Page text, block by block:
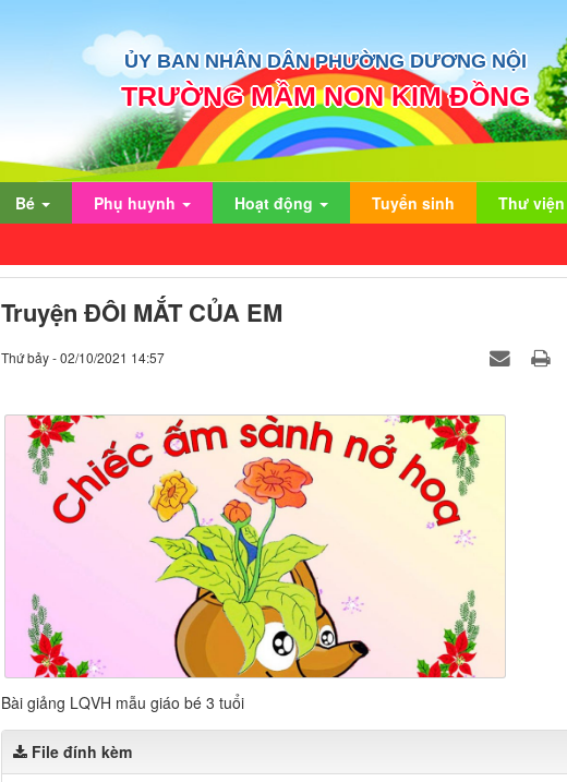
ỦY BAN NHÂN DÂN PHƯỜNG DƯƠNG NỘI
TRƯỜNG MẦM NON KIM ĐỒNG
Bé Phụ huynh Hoạt động Tuyển sinh Thư viện
Truyện ĐÔI MẮT CỦA EM
Thứ bảy - 02/10/2021 14:57
Bài giảng LQVH mẫu giáo bé 3 tuổi
File đính kèm